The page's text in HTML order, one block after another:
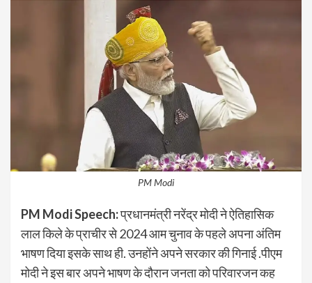
PM Modi
PM Modi Speech:प्रधानमंत्री नरेंद्र मोदी ने ऐतिहासिक
लाल किले के प्राचीर से 2024 आम चुनाव के पहले अपना अंतिम
भाषण दिया इसके साथ ही. उनहोंने अपने सरकार की गिनाई .पीएम
मोदी ने इस बार अपने भाषण के दौरान जनता को परिवारजन कह